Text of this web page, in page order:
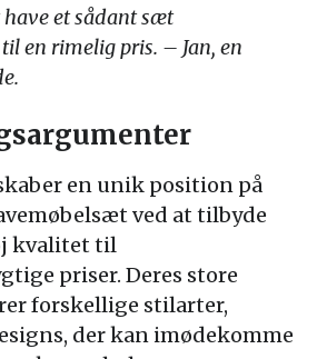
et sådant sæt
en rimelig pris. – Jan, en
en unik position på
ved at tilbyde
kvalitet til
priser. Deres store
forskellige stilarter,
der kan imødekomme